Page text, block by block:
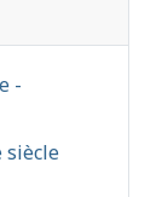
-
siècle